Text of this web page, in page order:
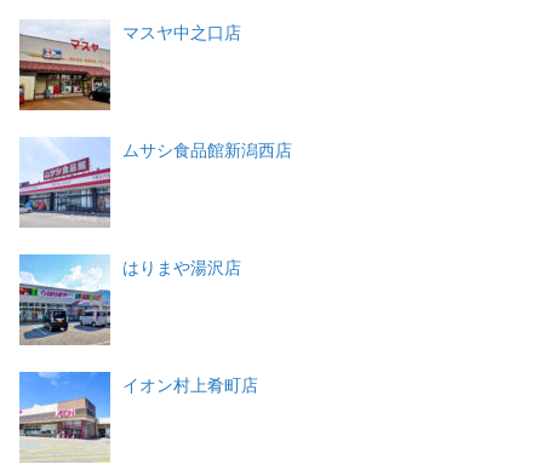
マスヤ中之口店
ムサシ食品館新潟西店
はりまや湯沢店
イオン村上肴町店